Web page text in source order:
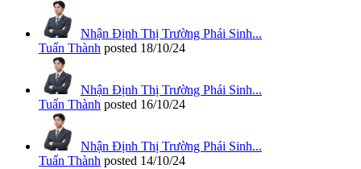
Nhận Định Thị Trường Phái Sinh...
Tuấn Thành posted 18/10/24
Nhận Định Thị Trường Phái Sinh...
Tuấn Thành posted 16/10/24
Nhận Định Thị Trường Phái Sinh...
Tuấn Thành posted 14/10/24